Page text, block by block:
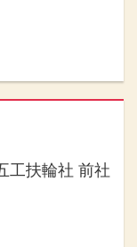
工扶輪社 前社